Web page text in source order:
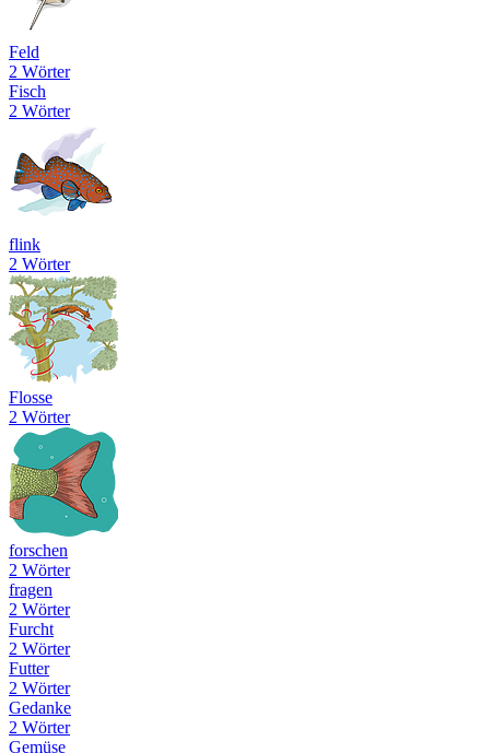
Feld
2 Wörter
Fisch
2 Wörter
flink
2 Wörter
Flosse
2 Wörter
forschen
2 Wörter
fragen
2 Wörter
Furcht
2 Wörter
Futter
2 Wörter
Gedanke
2 Wörter
Gemüse